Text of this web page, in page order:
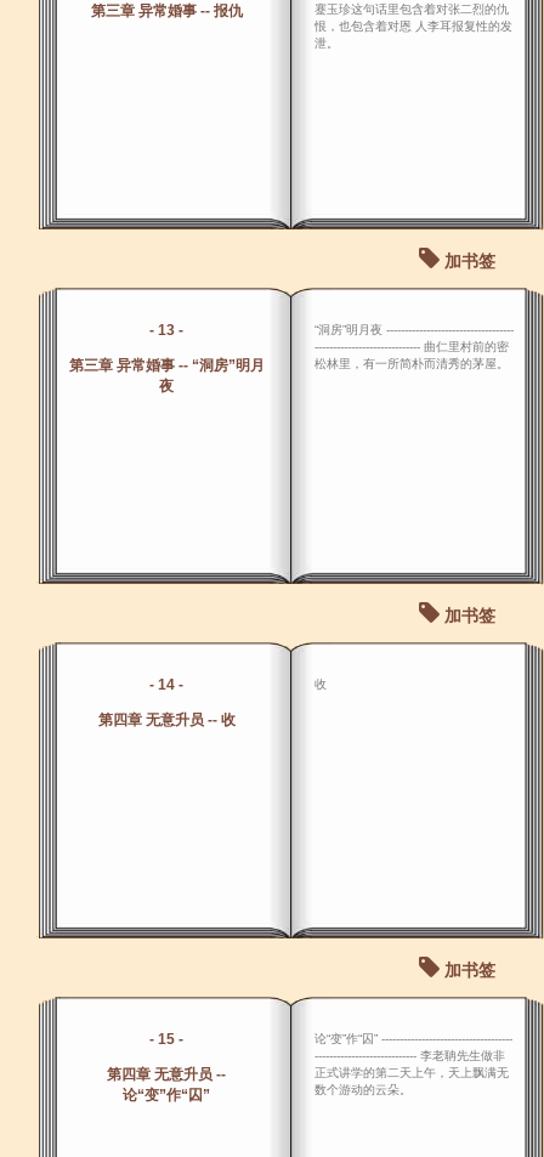
第三章 异常婚事 -- 报仇
蹇玉珍这句话里包含着对张二烈的仇
恨，也包含着对恩 人李耳报复性的发
泄。
加书签
- 13 -
第三章 异常婚事 -- “洞房”明月
夜
“洞房”明月夜 -----------------------------------
----------------------------- 曲仁里村前的密
松林里，有一所简朴而清秀的茅屋。
加书签
- 14 -
第四章 无意升员 -- 收
收
加书签
- 15 -
第四章 无意升员 --
论“变”作“囚”
论“变”作“囚” ------------------------------------
---------------------------- 李老聃先生做非
正式讲学的第二天上午，天上飘满无
数个游动的云朵。